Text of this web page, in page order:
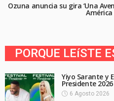
Ozuna anuncia su gira ‘Una
PORQUE LEíSTE
Yiyo Sarante y
Presidente 2026
6 Agosto 2026